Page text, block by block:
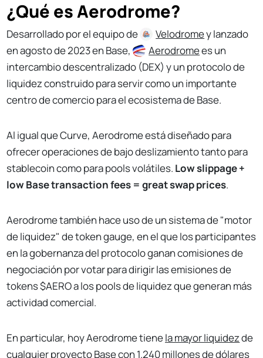
¿Qué es Aerodrome?
Desarrollado por el equipo de Velodromey lanzado
en agosto de 2023 en Base,
Aerodromees un
intercambio descentralizado (DEX) y un protocolo de
liquidez construido para servir como un importante
centro de comercio para el ecosistema de Base.
Al igual que Curve, Aerodrome está diseñado para
ofrecer operaciones de bajo deslizamiento tanto para
stablecoin como para pools volátiles. Low slippage +
low Base transaction fees = great swap prices.
Aerodrome también hace uso de un sistema de "motor
de liquidez" de token gauge, en el que los participantes
en la gobernanza del protocolo ganan comisiones de
negociación por votar para dirigir las emisiones de
tokens $AERO a los pools de liquidez que generan más
actividad comercial.
En particular, hoy Aerodrome tienela mayor liquidezde
cualquier proyecto Base con 1.240 millones de dólares